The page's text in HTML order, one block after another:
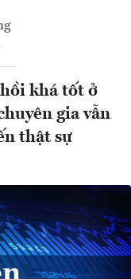
khá tốt ở
gia vẫn
thật sự